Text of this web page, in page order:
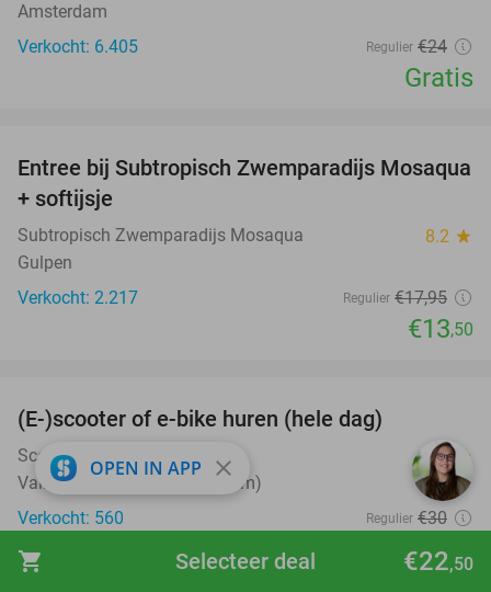
shopping_cart €22,50
Selecteer deal
Amsterdam
Verkocht: 6.405
Regulier €24
Gratis
25%
Entree bij Subtropisch Zwemparadijs Mosaqua
+ softijsje
Subtropisch Zwemparadijs Mosaqua 8.2 star
Gulpen
Verkocht: 2.217
Regulier €17,95
€13,50
(E-)scooter of e-bike huren (hele dag)
Scooterverhuur Limburg 9.6star
Valkenburg (+1 locatie) (10 km)
Verkocht: 560
Regulier €30
€22
OPEN IN APP close